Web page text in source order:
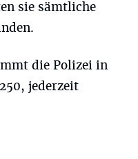
sie sämtliche
die Polizei in
jederzeit